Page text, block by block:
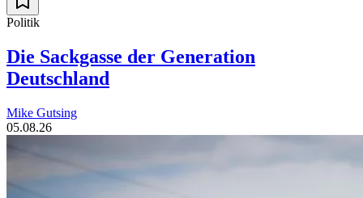
Politik
Die Sackgasse der Generation
Deutschland
Mike Gutsing
05.08.26